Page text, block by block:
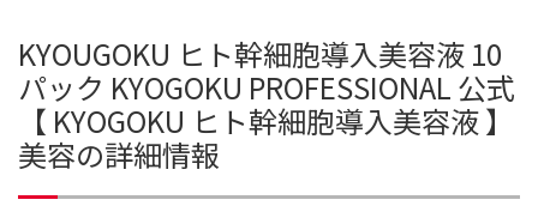
KYOUGOKU ヒト幹細胞導入美容液 10
パック KYOGOKU PROFESSIONAL 公式
【 KYOGOKU ヒト幹細胞導入美容液 】
美容の詳細情報